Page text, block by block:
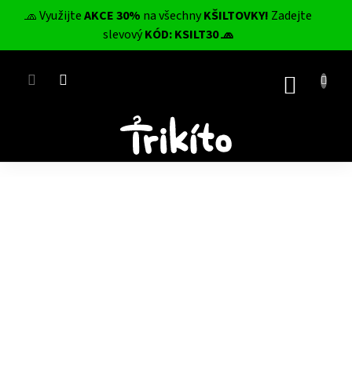
🧢 VyužijteAKCE 30% na všechnyKŠILTOVKY! Zadejte
slevovýKÓD: KSILT30 🧢
CZK